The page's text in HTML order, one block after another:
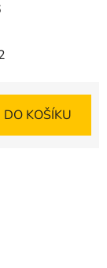
DO KOŠÍKU